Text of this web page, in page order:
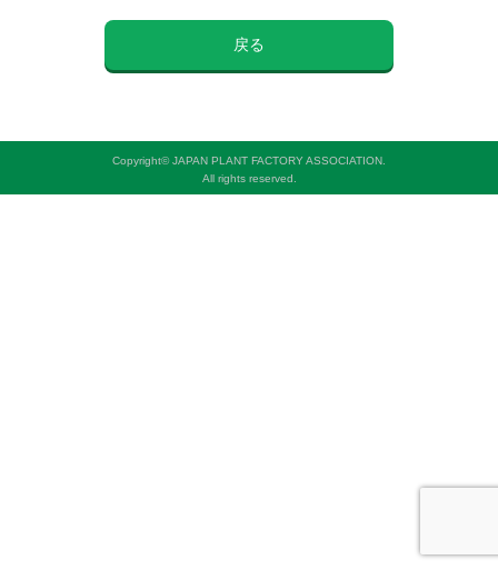
戻る
Copyright© JAPAN PLANT FACTORY ASSOCIATION.
All rights reserved.